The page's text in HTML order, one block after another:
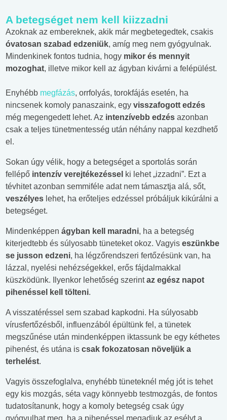
A betegséget nem kell kiizzadni
Azoknak az embereknek, akik már megbetegedtek, csakis
óvatosan szabad edzeniük, amíg meg nem gyógyulnak.
Mindenkinek fontos tudnia, hogy mikor és mennyit
mozoghat, illetve mikor kell az ágyban kivárni a felépülést.
Enyhébb megfázás, orrfolyás, torokfájás esetén, ha
nincsenek komoly panaszaink, egy visszafogott edzés
még megengedett lehet. Az intenzívebb edzés azonban
csak a teljes tünetmentesség után néhány nappal kezdhető
el.
Sokan úgy vélik, hogy a betegséget a sportolás során
fellépő intenzív verejtékezéssel ki lehet „izzadni”. Ezt a
tévhitet azonban semmiféle adat nem támasztja alá, sőt,
veszélyes lehet, ha erőteljes edzéssel próbáljuk kikúrálni a
betegséget.
Mindenképpen ágyban kell maradni, ha a betegség
kiterjedtebb és súlyosabb tüneteket okoz. Vagyis eszünkbe
se jusson edzeni, ha légzőrendszeri fertőzésünk van, ha
lázzal, nyelési nehézségekkel, erős fájdalmakkal
küszködünk. Ilyenkor lehetőség szerintaz egész napot
pihenéssel kell tölteni.
A visszatéréssel sem szabad kapkodni. Ha súlyosabb
vírusfertőzésből, influenzából épültünk fel, a tünetek
megszűnése után mindenképpen iktassunk be egy kéthetes
pihenést, és utána is csak fokozatosan növeljük a
terhelést.
Vagyis összefoglalva, enyhébb tüneteknél még jót is tehet
egy kis mozgás, séta vagy könnyebb testmozgás, de fontos
tudatosítanunk, hogy a komoly betegség csak úgy